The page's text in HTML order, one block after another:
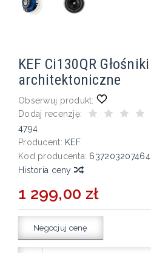
KEF Ci130QR Głośniki
architektoniczne
Obserwuj produkt:
Dodaj recenzję:
4794
Producent: KEF
Kod producenta: 637203207464
Historia ceny
1 299,00 zł
Negocjuj cenę